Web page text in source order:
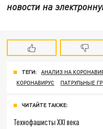
новости на
ТЕГИ: АНАЛИЗ НА
КОРОНАВИРУС
ПАТРУЛЬНЫЕ
ЧИТАЙТЕ ТАКЖЕ:
Технофашисты XXI века